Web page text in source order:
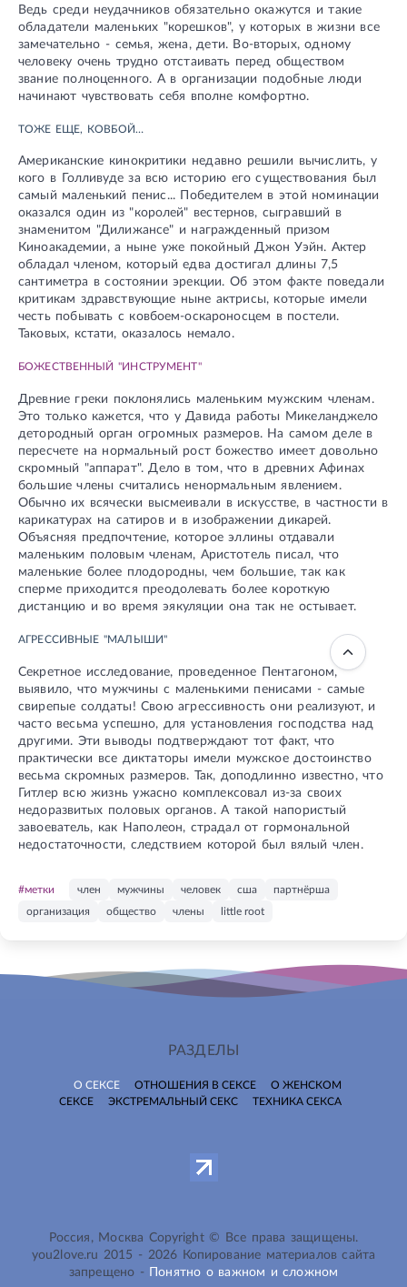
Ведь среди неудачников обязательно окажутся и такие
обладатели маленьких "корешков", у которых в жизни все
замечательно - семья, жена, дети. Во-вторых, одному
человеку очень трудно отстаивать перед обществом
звание полноценного. А в организации подобные люди
начинают чувствовать себя вполне комфортно.
ТОЖЕ ЕЩЕ, КОВБОЙ…
Американские кинокритики недавно решили вычислить, у
кого в Голливуде за всю историю его существования был
самый маленький пенис... Победителем в этой номинации
оказался один из "королей" вестернов, сыгравший в
знаменитом "Дилижансе" и награжденный призом
Киноакадемии, а ныне уже покойный Джон Уэйн. Актер
обладал членом, который едва достигал длины 7,5
сантиметра в состоянии эрекции. Об этом факте поведали
критикам здравствующие ныне актрисы, которые имели
честь побывать с ковбоем-оскароносцем в постели.
Таковых, кстати, оказалось немало.
БОЖЕСТВЕННЫЙ "ИНСТРУМЕНТ"
Древние греки поклонялись маленьким мужским членам.
Это только кажется, что у Давида работы Микеланджело
детородный орган огромных размеров. На самом деле в
пересчете на нормальный рост божество имеет довольно
скромный "аппарат". Дело в том, что в древних Афинах
большие члены считались ненормальным явлением.
Обычно их всячески высмеивали в искусстве, в частности в
карикатурах на сатиров и в изображении дикарей.
Объясняя предпочтение, которое эллины отдавали
маленьким половым членам, Аристотель писал, что
маленькие более плодородны, чем большие, так как
сперме приходится преодолевать более короткую
дистанцию и во время эякуляции она так не остывает.
АГРЕССИВНЫЕ "МАЛЫШИ"
Секретное исследование, проведенное Пентагоном,
выявило, что мужчины с маленькими пенисами - самые
свирепые солдаты! Свою агрессивность они реализуют, и
часто весьма успешно, для установления господства над
другими. Эти выводы подтверждают тот факт, что
практически все диктаторы имели мужское достоинство
весьма скромных размеров. Так, доподлинно известно, что
Гитлер всю жизнь ужасно комплексовал из-за своих
недоразвитых половых органов. А такой напористый
завоеватель, как Наполеон, страдал от гормональной
недостаточности, следствием которой был вялый член.
#метки член мужчины человек сша
партнёрша
организация
общество члены little root
РАЗДЕЛЫ
О СЕКСЕ ОТНОШЕНИЯ В СЕКСЕ
О ЖЕНСКОМ
СЕКСЕ
ЭКСТРЕМАЛЬНЫЙ СЕКС ТЕХНИКА СЕКСА
Россия, Москва Copyright © Все права защищены.
you2love.ru 2015 - 2026 Копирование материалов сайта
запрещено -
Понятно о важном и сложном